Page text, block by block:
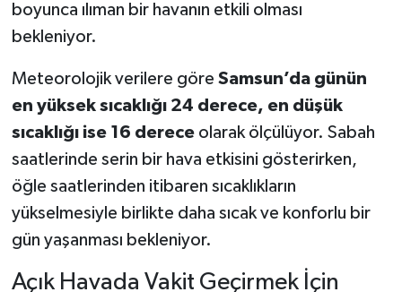
boyunca ılıman bir havanın etkili olması
bekleniyor.
Meteorolojik verilere göre Samsun’da günün
en yüksek sıcaklığı 24 derece, en düşük
sıcaklığı ise 16 dereceolarak ölçülüyor. Sabah
saatlerinde serin bir hava etkisini gösterirken,
öğle saatlerinden itibaren sıcaklıkların
yükselmesiyle birlikte daha sıcak ve konforlu bir
gün yaşanması bekleniyor.
Açık Havada Vakit Geçirmek İçin